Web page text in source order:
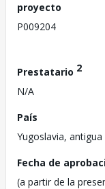
proyecto
P009204
Prestatario 2
N/A
País
Yugoslavia, antigua
Fecha de
(a partir de la